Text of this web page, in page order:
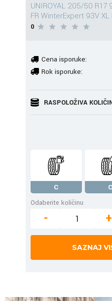
UNIROYAL 205/50 R17
FR WinterExpert 93V XL
0
Cena isporuke:
Rok isporuke:
RASPOLOŽIVA
C C
Odaberite količinu
- +
SAZNAJ